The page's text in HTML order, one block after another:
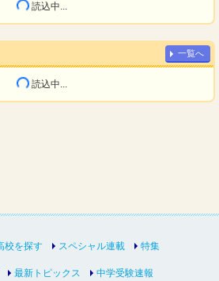
読込中...
一覧へ
読込中...
校を探す スペシャル連載 特集
最新トピックス 中学受験速報